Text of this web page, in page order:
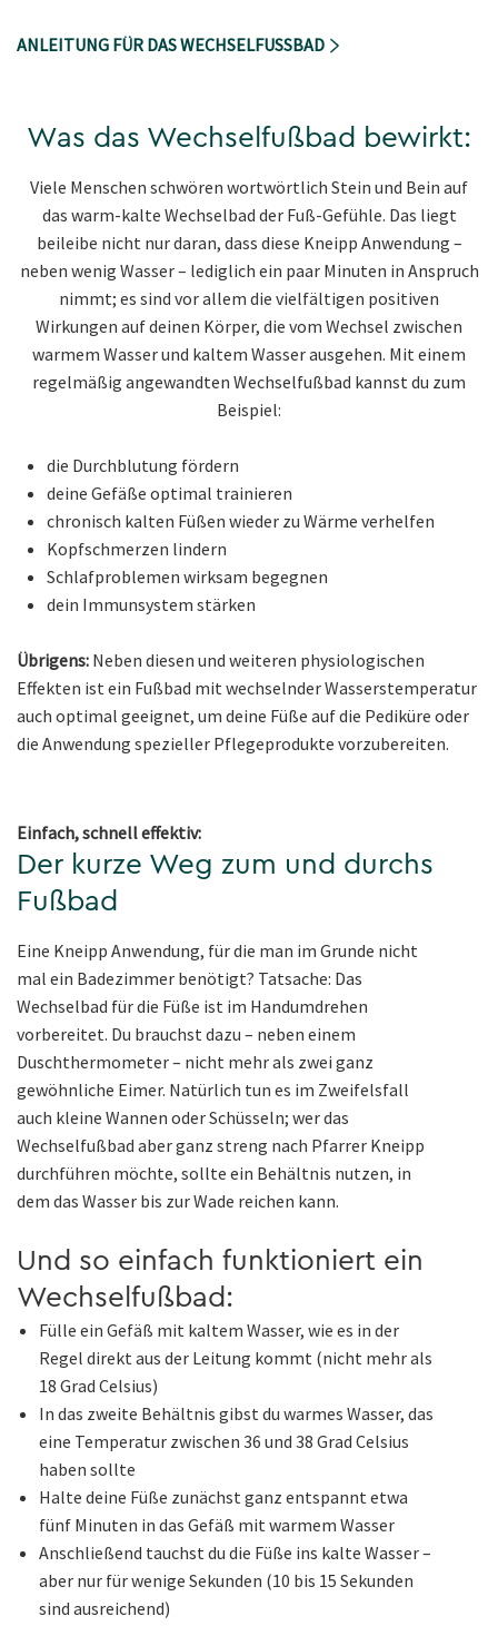
ANLEITUNG FÜR DAS WECHSELFUSSBAD
Was das Wechselfußbad bewirkt:
Viele Menschen schwören wortwörtlich Stein und Bein auf
das warm-kalte Wechselbad der Fuß-Gefühle. Das liegt
beileibe nicht nur daran, dass diese Kneipp Anwendung –
neben wenig Wasser – lediglich ein paar Minuten in Anspruch
nimmt; es sind vor allem die vielfältigen positiven
Wirkungen auf deinen Körper, die vom Wechsel zwischen
warmem Wasser und kaltem Wasser ausgehen. Mit einem
regelmäßig angewandten Wechselfußbad kannst du zum
Beispiel:
die Durchblutung fördern
deine Gefäße optimal trainieren
chronisch kalten Füßen wieder zu Wärme verhelfen
Kopfschmerzen lindern
Schlafproblemen wirksam begegnen
dein Immunsystem stärken
Übrigens: Neben diesen und weiteren physiologischen
Effekten ist ein Fußbad mit wechselnder Wasserstemperatur
auch optimal geeignet, um deine Füße auf die Pediküre oder
die Anwendung spezieller Pflegeprodukte vorzubereiten.
Einfach, schnell effektiv:
Der kurze Weg zum und durchs
Fußbad
Eine Kneipp Anwendung, für die man im Grunde nicht
mal ein Badezimmer benötigt? Tatsache: Das
Wechselbad für die Füße ist im Handumdrehen
vorbereitet. Du brauchst dazu – neben einem
Duschthermometer – nicht mehr als zwei ganz
gewöhnliche Eimer. Natürlich tun es im Zweifelsfall
auch kleine Wannen oder Schüsseln; wer das
Wechselfußbad aber ganz streng nach Pfarrer Kneipp
durchführen möchte, sollte ein Behältnis nutzen, in
dem das Wasser bis zur Wade reichen kann.
Und so einfach funktioniert ein
Wechselfußbad:
Fülle ein Gefäß mit kaltem Wasser, wie es in der
Regel direkt aus der Leitung kommt (nicht mehr als
18 Grad Celsius)
In das zweite Behältnis gibst du warmes Wasser, das
eine Temperatur zwischen 36 und 38 Grad Celsius
haben sollte
Halte deine Füße zunächst ganz entspannt etwa
fünf Minuten in das Gefäß mit warmem Wasser
Anschließend tauchst du die Füße ins kalte Wasser –
aber nur für wenige Sekunden (10 bis 15 Sekunden
sind ausreichend)